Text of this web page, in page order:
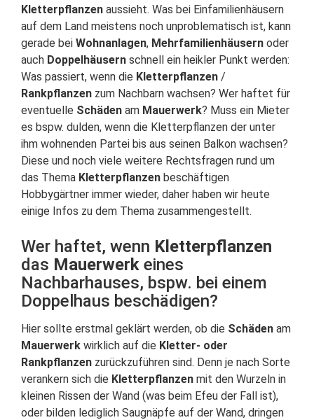
Kletterpflanzen aussieht. Was bei Einfamilienhäusern
auf dem Land meistens noch unproblematisch ist, kann
gerade bei Wohnanlagen, Mehrfamilienhäusern oder
auch Doppelhäusern schnell ein heikler Punkt werden:
Was passiert, wenn die Kletterpflanzen /
Rankpflanzen zum Nachbarn wachsen? Wer haftet für
eventuelle Schäden am Mauerwerk? Muss ein Mieter
es bspw. dulden, wenn die Kletterpflanzen der unter
ihm wohnenden Partei bis aus seinen Balkon wachsen?
Diese und noch viele weitere Rechtsfragen rund um
das Thema Kletterpflanzen beschäftigen
Hobbygärtner immer wieder, daher haben wir heute
einige Infos zu dem Thema zusammengestellt.
Wer haftet, wenn Kletterpflanzen
das Mauerwerk eines
Nachbarhauses, bspw. bei einem
Doppelhaus beschädigen?
Hier sollte erstmal geklärt werden, ob die Schäden am
Mauerwerk wirklich auf die Kletter- oder
Rankpflanzen zurückzuführen sind. Denn je nach Sorte
verankern sich die Kletterpflanzen mit den Wurzeln in
kleinen Rissen der Wand (was beim Efeu der Fall ist),
oder bilden lediglich Saugnäpfe auf der Wand, dringen